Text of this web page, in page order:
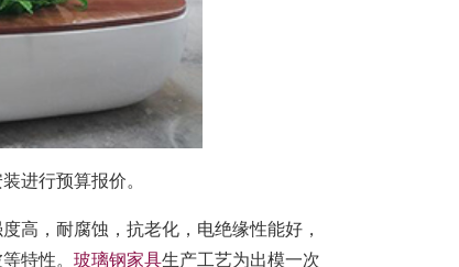
进行预算报价。
高，耐腐蚀，抗老化，电绝缘性能好，
特性。 玻璃钢家具生产工艺为出模一次